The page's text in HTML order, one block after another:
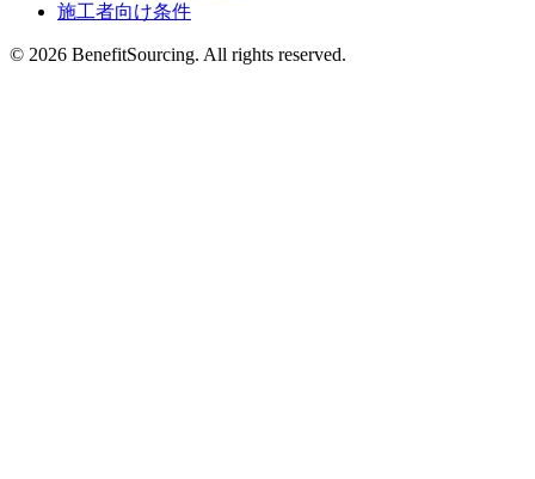
施工者向け条件
© 2026 BenefitSourcing. All rights reserved.